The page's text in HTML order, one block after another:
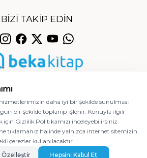
müşteri hizmetlerimize iletmeniz
ve Hızlı Kargo:
içinde kargoya teslim edilir;
Teslim aldığınız üründe
yaşamanız halinde 14 gün
iade hakkınız saklıdır; özenli
sorunsuz bir alışveriş deneyimi
© 2026 Beka Kitap
BIZI TAKIP EDIN
Danışmanlığı Tarafından Yapılmıştır.
daha iyi bir şekilde sunulması
bir şekilde toplanıp işlenir. Konuyla ilgili
için Gizlilik Politikamızı inceleyebilirsiniz.
tıklamanız halinde yalnızca internet sitemizin
çerezler kullanılacaktır.
Özelleştir
Hepsini Kabul Et